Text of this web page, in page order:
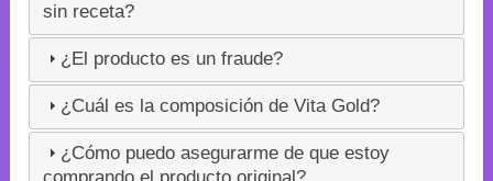
sin receta?
¿El producto es un fraude?
¿Cuál es la composición de Vita Gold?
¿Cómo puedo asegurarme de que estoy